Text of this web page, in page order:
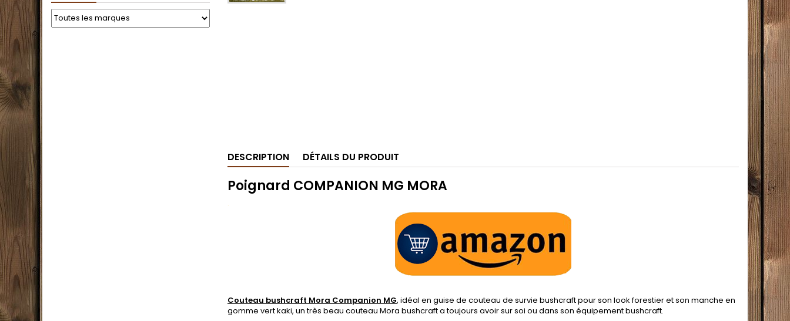
DESCRIPTION DÉTAILS DU PRODUIT
Poignard COMPANION MG MORA
.
Couteau bushcraft Mora Companion MG, idéal en guise de couteau de survie bushcraft pour son look forestier et son manche en
gomme vert kaki, un très beau couteau Mora bushcraft a toujours avoir sur soi ou dans son équipement bushcraft.